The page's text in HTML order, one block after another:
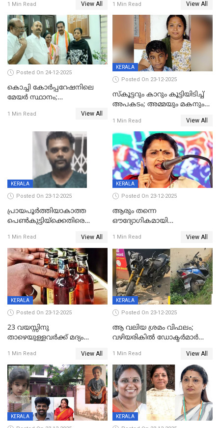
കൊച്ചുമകനും സുഹൃത്തും
അറസ്റ്റിൽ
1 Min Read View All
മരിച്ചു
1 Min Read View All
Posted On 24-12-2025
കൊച്ചി കോര്‍പ്പറേഷനിലെ
മേയര്‍ സ്ഥാനം;
രൂക്ഷം
1 Min Read View All
KERALA
Posted On 23-12-2025
സ്കൂട്ടറും കാറും കൂട്ടിയിടിച്ച്
അപകടം; അമ്മയും മകനും
ഗുരുതരാവസ്ഥയിൽ
1 Min Read View All
KERALA
Posted On 23-12-2025
പ്രായപൂർത്തിയാകാത്ത
പെൺകുട്ടിയ്ക്കെതിരെ
59 വർഷം തടവും 90,൦൦൦ രൂപ
പിഴയും ശിക്ഷ
1 Min Read View All
KERALA
Posted On 23-12-2025
ആരും തന്നെ
ഔദ്യോഗികമായി
കണ്ടെത്താൻ ഇന്ന് കോർ
കമ്മിറ്റി കൂടിയില്ല';
അതൃപ്തിയുമായി ദീപ്തി മേരി
വർഗീസ്
1 Min Read View All
KERALA
Posted On 23-12-2025
23 വയസ്സിനു
താഴെയുള്ളവർക്ക് മദ്യം
നടപടി;സ്ഥാപനങ്ങൾക്കെതിരെ
രണ്ട് കേസുകൾ
1 Min Read View All
KERALA
Posted On 23-12-2025
ആ വലിയ ശ്രമം വിഫലം;
വഴിയരികില്‍ ‌ഡോക്ടര്‍മാര്‍
മരണത്തിന് കീഴടങ്ങി
1 Min Read View All
KERALA KERALA